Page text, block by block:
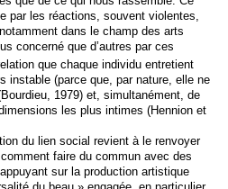
par les réactions, souvent violentes,
dans le champ des arts
concerné que d’autres par ces
que chaque individu entretient
instable (parce que, par nature, elle ne
1979) et, simultanément, de
les plus intimes (Hennion et
du lien social revient à le renvoyer
faire du commun avec des
sur la production artistique